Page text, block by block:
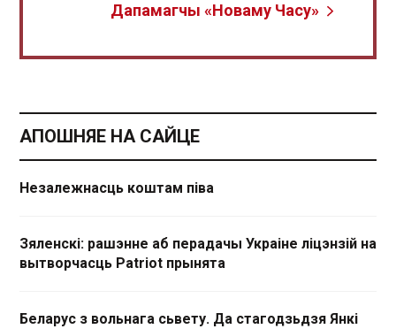
Дапамагчы «Новаму Часу»
АПОШНЯЕ НА САЙЦЕ
Незалежнасць коштам піва
Зяленскі: рашэнне аб перадачы Украіне ліцэнзій на
вытворчасць Patriot прынята
Беларус з вольнага сьвету. Да стагодзьдзя Янкі